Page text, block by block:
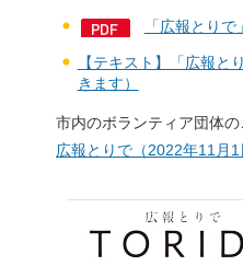
「広報とり
【テキスト】「広報
きます）
市内のボランティア団体
広報とりで（2022年11月1